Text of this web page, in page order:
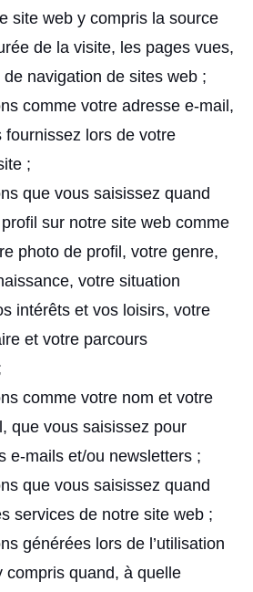
site web y compris la source
de la visite, les pages vues,
navigation de sites web ;
comme votre adresse e-mail,
fournissez lors de votre
;
que vous saisissez quand
sur notre site web comme
photo de profil, votre genre,
votre situation
intérêts et vos loisirs, votre
et votre parcours
comme votre nom et votre
que vous saisissez pour
e-mails et/ou newsletters ;
que vous saisissez quand
services de notre site web ;
générées lors de l’utilisation
compris quand, à quelle